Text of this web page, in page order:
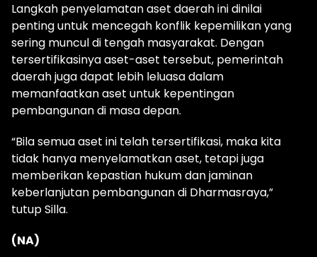
Langkah penyelamatan aset daerah ini dinilai
penting untuk mencegah konflik kepemilikan yang
sering muncul di tengah masyarakat. Dengan
tersertifikasinya aset-aset tersebut, pemerintah
daerah juga dapat lebih leluasa dalam
memanfaatkan aset untuk kepentingan
pembangunan di masa depan.
“Bila semua aset ini telah tersertifikasi, maka kita
tidak hanya menyelamatkan aset, tetapi juga
memberikan kepastian hukum dan jaminan
keberlanjutan pembangunan di Dharmasraya,”
tutup Silla.
(NA)